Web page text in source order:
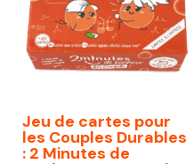
Jeu de cartes pour
les Couples Durables
: 2 Minutes de